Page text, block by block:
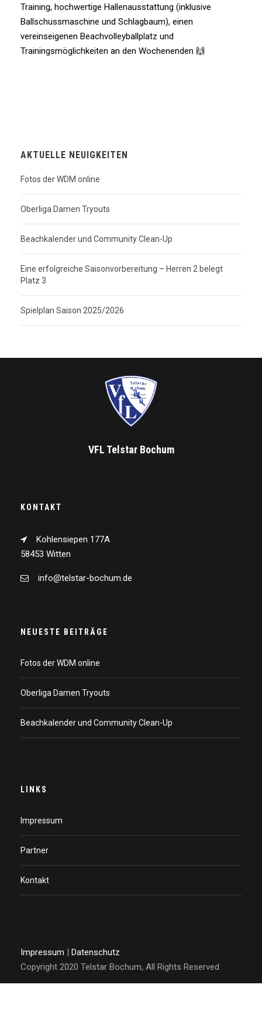
Training, hochwertige Hallenausstattung (inklusive
Ballschussmaschine und Schlagbaum), einen
vereinseigenen Beachvolleyballplatz und
Trainingsmöglichkeiten an den Wochenenden 🙌
AKTUELLE NEUIGKEITEN
Fotos der WDM online
Oberliga Damen Tryouts
Beachkalender und Community Clean-Up
Eine erfolgreiche Saisonvorbereitung – Herren 2 belegt
Platz 3
Spielplan Saison 2025/2026
VFL Telstar Bochum
KONTAKT
Kohlensiepen 177A
58453 Witten
info@telstar-bochum.de
NEUESTE BEITRÄGE
Fotos der WDM online
Oberliga Damen Tryouts
Beachkalender und Community Clean-Up
LINKS
Impressum
Partner
Kontakt
Impressum | Datenschutz
Copyright 2020 Telstar Bochum, All Rights Reserved